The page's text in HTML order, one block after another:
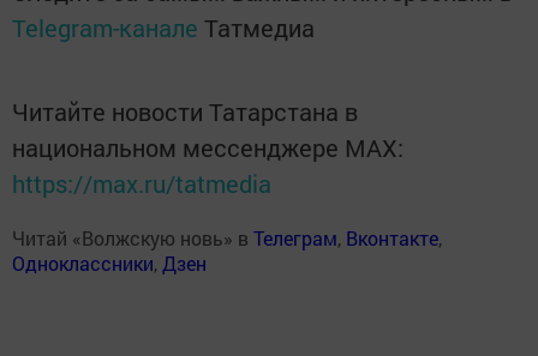
Telegram-канале Татмедиа
Читайте новости Татарстана в
национальном мессенджере MАХ:
https://max.ru/tatmedia
Читай «Волжскую новь» в Телеграм, Вконтакте,
Одноклассники,Дзен